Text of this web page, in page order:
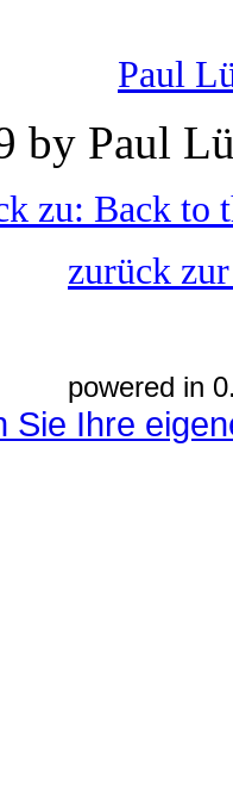
Paul
by Paul
zu: Back to
zurück
powered in
Sie Ihre